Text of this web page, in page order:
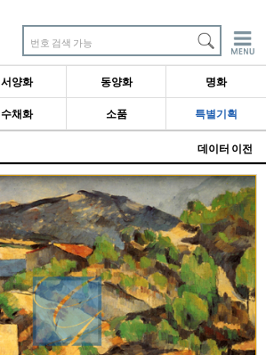
번호 검색 가능
서양화 동양화 명화
수채화 소품 특별기획
데이터 이전